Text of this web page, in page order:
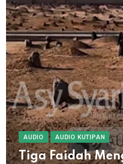
AUDIO AUDIO KUTIPAN
Tiga Faidah